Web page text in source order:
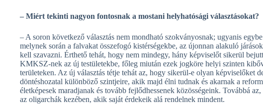
– Miért tekinti nagyon fontosnak a mostani helyhatósági választásokat?
– A soron következő választás nem mondható szokványosnak; ugyanis
melynek során a falvakat összefogó kistérségekbe, az újonnan alakuló
kell szavazni. Érthető tehát, hogy nem mindegy, hány képviselőt sikerül
KMKSZ-nek az új testületekbe, főleg miután ezek jogköre helyi szinten
területeken. Az új választás tétje tehát az, hogy sikerül-e olyan képviselőket
döntéshozatal különböző szintjeire, akik majd élni tudnak és akarnak a
életképesek maradjanak és tovább fejlődhessenek közösségeink. Továbbá
az oligarchák kezében, akik saját érdekeik alá rendelnek mindent.